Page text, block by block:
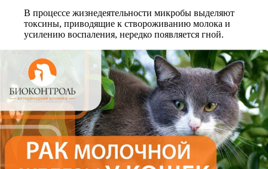
В процессе жизнедеятельности микробы выделяют
токсины, приводящие к створоживанию молока и
усилению воспаления, нередко появляется гной.